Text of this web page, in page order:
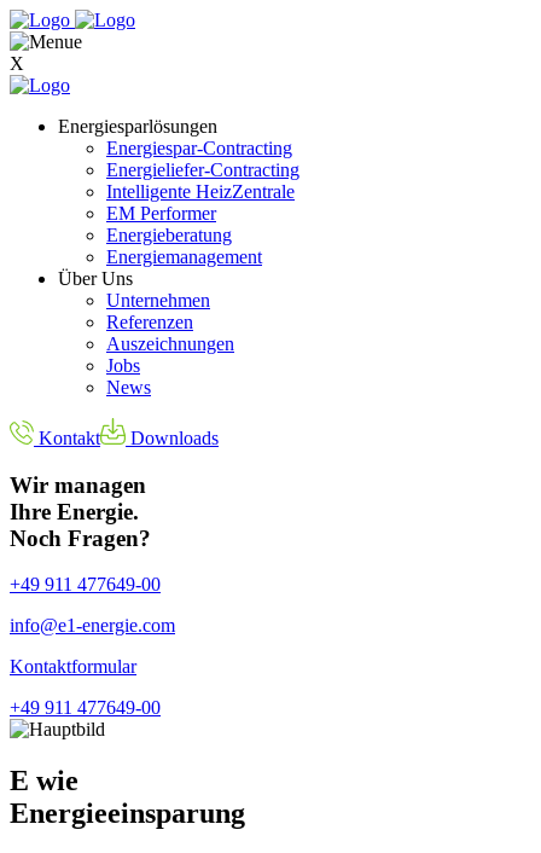
X
Energiesparlösungen
Energiespar-Contracting
Energieliefer-Contracting
Intelligente HeizZentrale
EM Performer
Energieberatung
Energiemanagement
Über Uns
Unternehmen
Referenzen
Auszeichnungen
Jobs
News
Kontakt Downloads
Wir managen
Ihre Energie.
Noch Fragen?
+49 911 477649-00
info@e1-energie.com
Kontaktformular
+49 911 477649-00
E wie
Energieeinsparung